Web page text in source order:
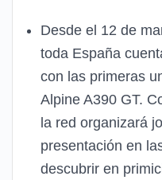
Desde el 12 de
toda España
con las primeras
Alpine A390 GT.
la red organizará
presentación en
descubrir en